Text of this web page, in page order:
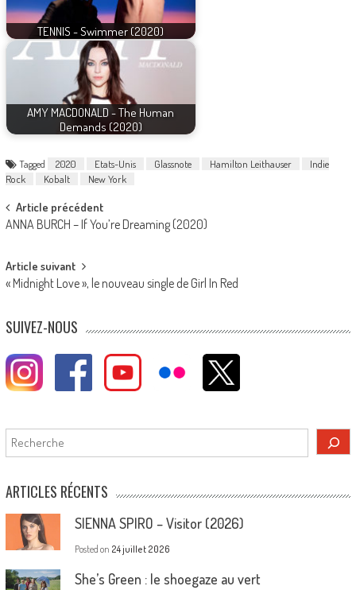
TENNIS - Swimmer (2020)
AMY MACDONALD - The Human
Demands (2020)
Tagged 2020 Etats-Unis Glassnote Hamilton Leithauser
Indie
Rock
Kobalt New York
Post
navigation
Article précédent
ANNA BURCH – If You’re Dreaming (2020)
Article suivant
« Midnight Love », le nouveau single de Girl In Red
SUIVEZ-NOUS
Rechercher
ARTICLES RÉCENTS
SIENNA SPIRO – Visitor (2026)
Posted on 24 juillet 2026
She’s Green : le shoegaze au vert